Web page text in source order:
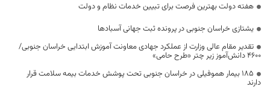
هفته دولت بهترین فرصت برای تبیین خدمات نظام و دولت
یشتازی خراسان جنوبی در پرونده ثبت جهانی آسبادها
تقدیر مقام عالی وزارت از عملکرد جهادی معاونت آموزش ابتدایی خراسان جنوبی/
۴۶۰۰ دانش‌آموز زیر چتر «طرح حامی»
۱۸۵ بیمار هموفیلی در خراسان جنوبی تحت پوشش خدمات بیمه سلامت قرار
دارند